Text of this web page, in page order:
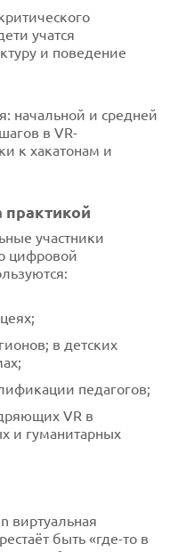
учатся
и поведение
начальной и средней
в VR-
к хакатонам и
практикой
участники
цифровой
в детских
педагогов;
VR в
и гуманитарных
виртуальная
быть «где-то в